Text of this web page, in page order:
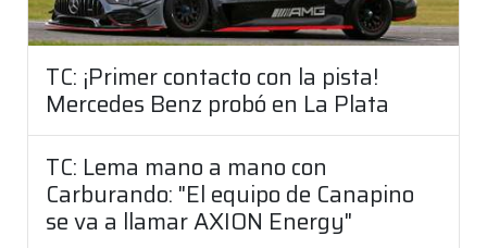
TC: ¡Primer contacto con la pista!
Mercedes Benz probó en La Plata
TC: Lema mano a mano con
Carburando: "El equipo de Canapino
se va a llamar AXION Energy"